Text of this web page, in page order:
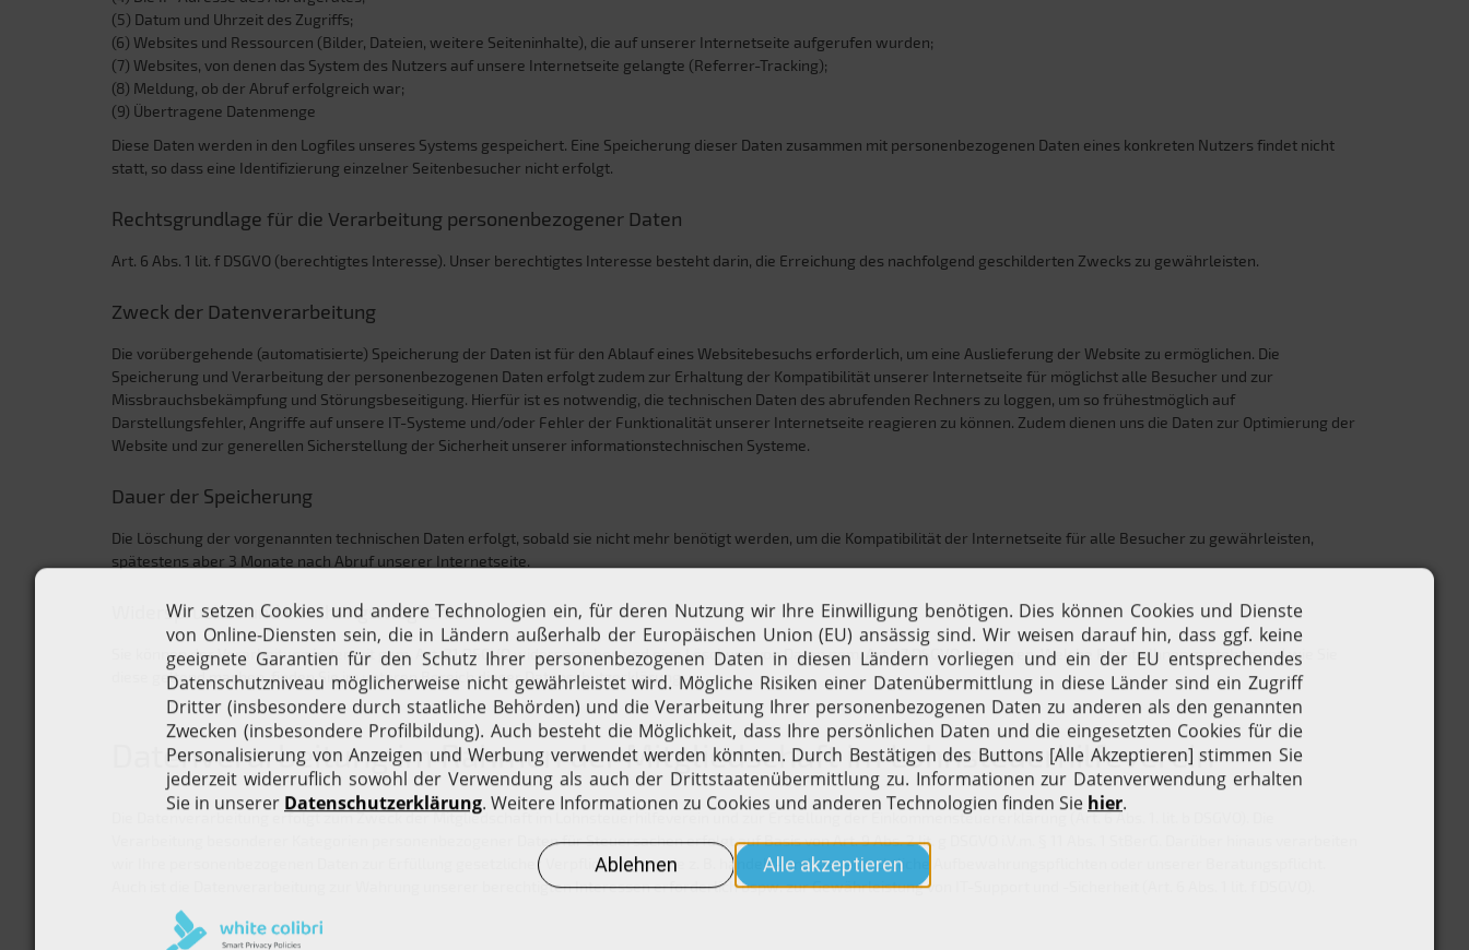
(5) Datum und Uhrzeit des Zugriffs;
(6) Websites und Ressourcen (Bilder, Dateien, weitere Seiteninhalte), die auf unserer Internetseite aufgerufen wurden;
(7) Websites, von denen das System des Nutzers auf unsere Internetseite gelangte (Referrer-Tracking);
(8) Meldung, ob der Abruf erfolgreich war;
(9) Übertragene Datenmenge
Diese Daten werden in den Logfiles unseres Systems gespeichert. Eine Speicherung dieser Daten zusammen mit personenbezogenen Daten eines konkreten Nutzers findet nicht
statt, so dass eine Identifizierung einzelner Seitenbesucher nicht erfolgt.
Rechtsgrundlage für die Verarbeitung personenbezogener Daten
Art. 6 Abs. 1 lit. f DSGVO (berechtigtes Interesse). Unser berechtigtes Interesse besteht darin, die Erreichung des nachfolgend geschilderten Zwecks zu gewährleisten.
Zweck der Datenverarbeitung
Die vorübergehende (automatisierte) Speicherung der Daten ist für den Ablauf eines Websitebesuchs erforderlich, um eine Auslieferung der Website zu ermöglichen. Die
Speicherung und Verarbeitung der personenbezogenen Daten erfolgt zudem zur Erhaltung der Kompatibilität unserer Internetseite für möglichst alle Besucher und zur
Missbrauchsbekämpfung und Störungsbeseitigung. Hierfür ist es notwendig, die technischen Daten des abrufenden Rechners zu loggen, um so frühestmöglich auf
Darstellungsfehler, Angriffe auf unsere IT-Systeme und/oder Fehler der Funktionalität unserer Internetseite reagieren zu können. Zudem dienen uns die Daten zur Optimierung der
Website und zur generellen Sicherstellung der Sicherheit unserer informationstechnischen Systeme.
Dauer der Speicherung
Die Löschung der vorgenannten technischen Daten erfolgt, sobald sie nicht mehr benötigt werden, um die Kompatibilität der Internetseite für alle Besucher zu gewährleisten,
spätestens aber 3 Monate nach Abruf unserer Internetseite.
Widerspruchs- und Löschungsmöglichkeit
Sie können der Verarbeitung jederzeit gem. Art. 21 DSGVO widersprechen und eine Löschung von Daten gem. Art. 17 DSGVO verlangen. Welche Rechte Ihnen zustehen und wie Sie
diese geltend machen, finden Sie im unteren Bereich dieser Datenschutzerklärung.
Datenverarbeitung im Rahmen der Mitgliedschaft im Lohnsteuerhilfeverein
Die Datenverarbeitung erfolgt zum Zweck der Mitgliedschaft im Lohnsteuerhilfeverein und zur Erstellung der Einkommensteuererklärung (Art. 6 Abs. 1. lit. b DSGVO). Die
Verarbeitung besonderer Kategorien personenbezogener Daten für Steuersachen erfolgt auf Basis von Art. 9 Abs. 2 lit. g DSGVO i.V.m. § 11 Abs. 1 StBerG. Darüber hinaus verarbeiten
wir Ihre personenbezogenen Daten zur Erfüllung gesetzlicher Verpflichtungen wie z. B. handels- und steuerrechtliche Aufbewahrungspflichten oder unserer Beratungspflicht.
Auch ist die Datenverarbeitung zur Wahrung unserer berechtigten Interessen erforderlich bspw. zur Gewährleistung von IT-Support und -Sicherheit (Art. 6 Abs. 1 lit. f DSGVO).